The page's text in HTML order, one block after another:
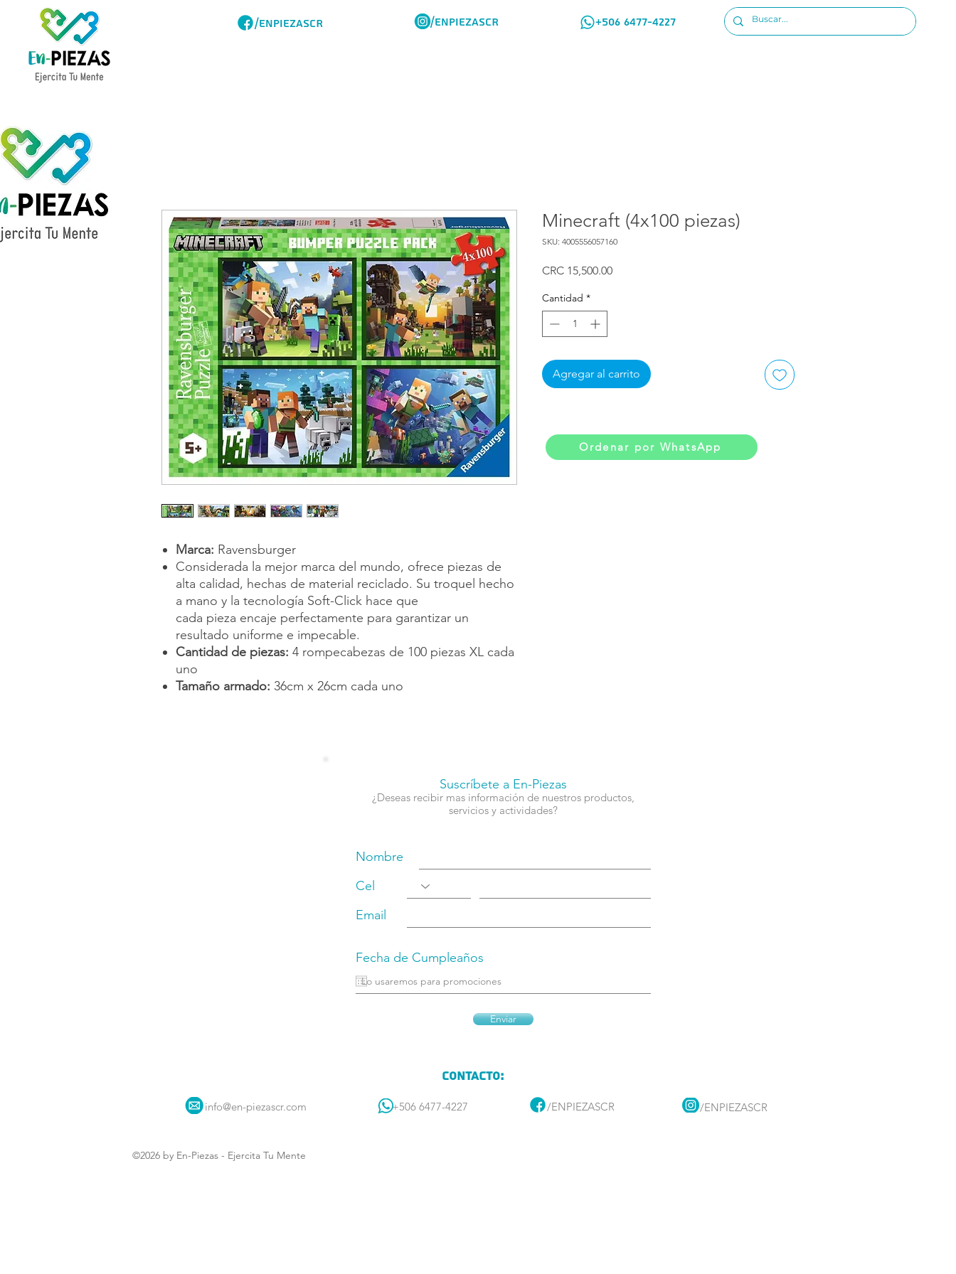
/ENPIEZASCR /ENPIEZASCR +506 6477-4227
Marca: Ravensburger
Considerada la mejor marca del mundo, ofrece piezas de
alta calidad, hechas de material reciclado. Su troquel hecho
a mano y la tecnología Soft-Click hace que
cada pieza encaje perfectamente para garantizar un
resultado uniforme e impecable.
Cantidad de piezas: 4 rompecabezas de 100 piezas XL cada
uno
Tamaño armado: 36cm x 26cm cada uno
Minecraft (4x100 piezas)
SKU: 4005556057160
CRC 15,500.00Precio
Cantidad *
Agregar al carrito
Ordenar por WhatsApp
Suscríbete a En-Piezas
¿Deseas recibir mas información de nuestros productos,
servicios y actividades?
Nombre
Cel
Email
Enviar
Fecha de Cumpleaños
Contacto:
info@en-piezascr.com +506 6477-4227 /ENPIEZASCR /ENPIEZASCR
©2026 by En-Piezas - Ejercita Tu Mente